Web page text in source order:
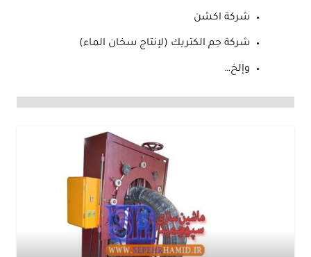
شركة اكشن
شركة جم الكتريك (لإنتاج سخان الماء)
وإلخ…